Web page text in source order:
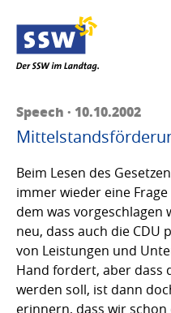
Speech · 10.10.2002
Beim Lesen des
immer wieder eine Frage
dem was vorgeschlagen
neu, dass auch die CDU
von Leistungen und
Hand fordert, aber dass
werden soll, ist dann
erinnern, dass wir